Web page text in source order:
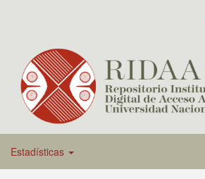
Estadísticas